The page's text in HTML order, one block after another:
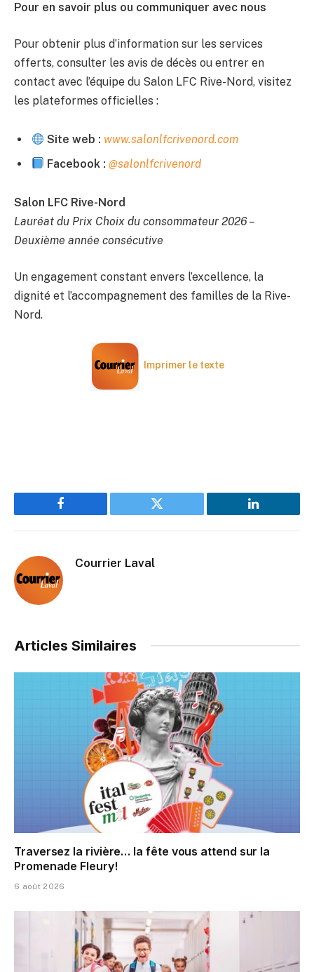
Pour en savoir plus ou communiquer avec nous
Pour obtenir plus d’information sur les services
offerts, consulter les avis de décès ou entrer en
contact avec l’équipe du Salon LFC Rive-Nord, visitez
les plateformes officielles :
Site web : www.salonlfcrivenord.com
Facebook : @salonlfcrivenord
Salon LFC Rive-Nord
Lauréat du Prix Choix du consommateur 2026 –
Deuxième année consécutive
Un engagement constant envers l’excellence, la
dignité et l’accompagnement des familles de la Rive-
Nord.
Imprimer le texte
Facebook Twitter LinkedIn
Courrier Laval
Articles Similaires
Traversez la rivière… la fête vous attend sur la
Promenade Fleury!
6 août 2026